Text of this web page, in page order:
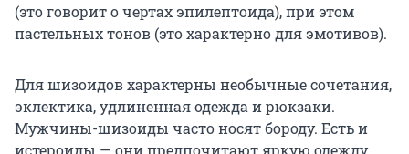
(это говорит о чертах эпилептоида), при этом
пастельных тонов (это характерно для эмотивов).
Для шизоидов характерны необычные сочетания,
эклектика, удлиненная одежда и рюкзаки.
Мужчины-шизоиды часто носят бороду. Есть и
истероиды — они предпочитают яркую одежду,